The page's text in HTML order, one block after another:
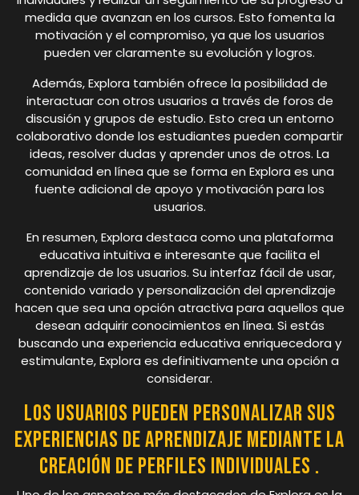
medida que avanzan en los cursos. Esto fomenta la
motivación y el compromiso, ya que los usuarios
pueden ver claramente su evolución y logros.
Además, Explora también ofrece la posibilidad de
interactuar con otros usuarios a través de foros de
discusión y grupos de estudio. Esto crea un entorno
colaborativo donde los estudiantes pueden compartir
ideas, resolver dudas y aprender unos de otros. La
comunidad en línea que se forma en Explora es una
fuente adicional de apoyo y motivación para los
usuarios.
En resumen, Explora destaca como una plataforma
educativa intuitiva e interesante que facilita el
aprendizaje de los usuarios. Su interfaz fácil de usar,
contenido variado y personalización del aprendizaje
hacen que sea una opción atractiva para aquellos que
desean adquirir conocimientos en línea. Si estás
buscando una experiencia educativa enriquecedora y
estimulante, Explora es definitivamente una opción a
considerar.
Los usuarios pueden personalizar sus
experiencias de aprendizaje mediante la
creación de perfiles individuales .